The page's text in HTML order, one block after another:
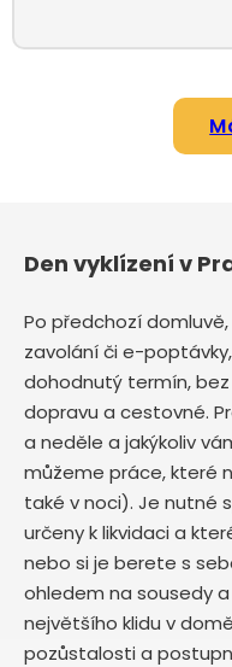
Den vyklízení v
Po předchozí
zavolání či e-
dohodnutý termín,
dopravu a cestovné.
a neděle a jakýkoliv
můžeme práce, které
také v noci). Je nutné
určeny k likvidaci a
nebo si je berete s
ohledem na sousedy
největšího klidu v
pozůstalosti a